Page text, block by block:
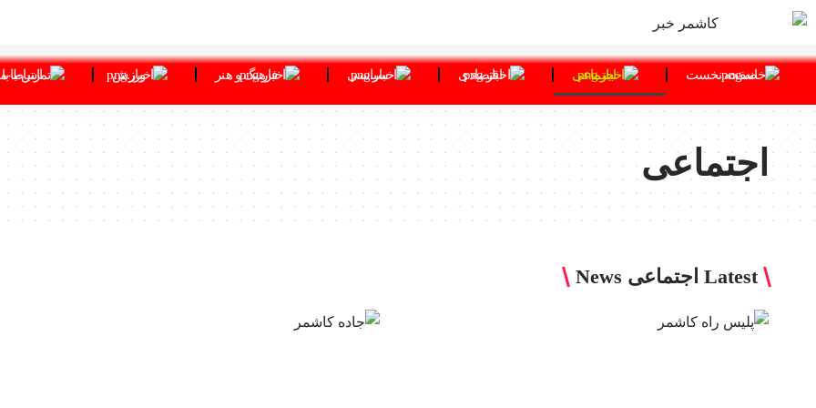
صفحه نخست اجتماعی اقتصادی سیاسی فرهنگ و هنر ورزش ارتباط
اجتماعی
Latest اجتماعی News